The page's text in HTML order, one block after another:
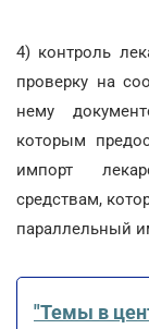
4) контроль
проверку на
нему
которым
импорт
средствам,
параллельный
"Темы в